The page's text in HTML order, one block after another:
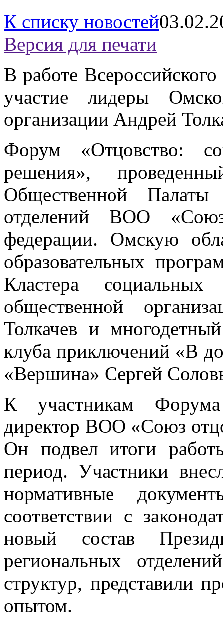
К списку новостей
Версия для печати
В работе
участие лидеры
организации Андрей
Форум «Отцовство:
решения»,
Общественной Палаты
отделений ВОО
федерации. Омскую
образовательных
Кластера
общественной
Толкачев и
клуба приключений «В
«Вершина» Сергей
К участникам Форума
директор ВОО «Союз
Он подвел итоги
период. Участники
нормативные
соответствии с
новый состав
региональных
структур, представили
опытом.